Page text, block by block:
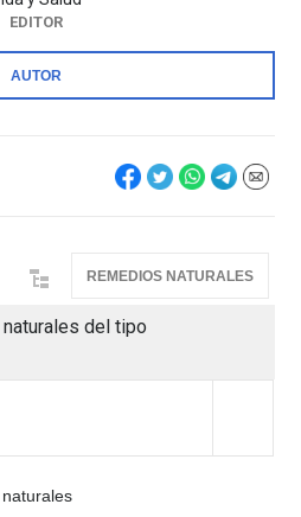
EDITOR
AUTOR
REMEDIOS NATURALES
del tipo